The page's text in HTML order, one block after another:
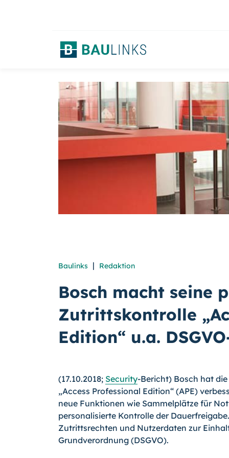
Baulinks | Redaktion
Bosch macht seine
Zutrittskontrolle
Edition“ u.a.
(17.10.2018; Security-Bericht) Bosch hat
„Access Professional Edition“ (APE)
neue Funktionen wie Sammelplätze für
personalisierte Kontrolle der
Zutrittsrechten und Nutzerdaten zur
Grundverordnung (DSGVO).